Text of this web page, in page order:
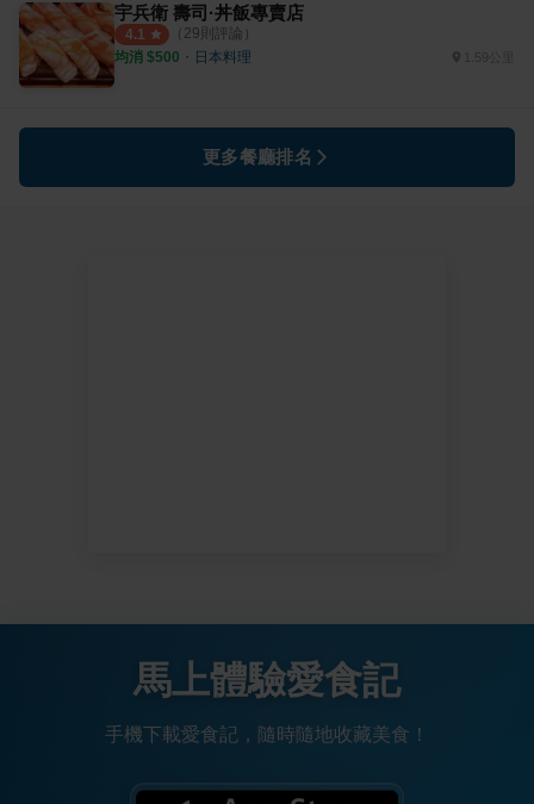
宇兵衛 壽司·丼飯專賣店
4.1 （ 29則評論）
均消 $500 ・ 日本料理 1.59公里
更多餐廳排名
馬上體驗愛食記
手機下載愛食記，隨時隨地收藏美食！